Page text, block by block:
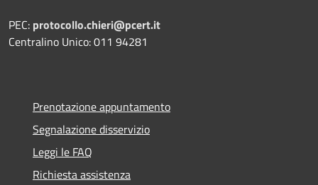
PEC: protocollo.chieri@pcert.it
Centralino Unico: 011 94281
Prenotazione appuntamento
Segnalazione disservizio
Leggi le FAQ
Richiesta assistenza